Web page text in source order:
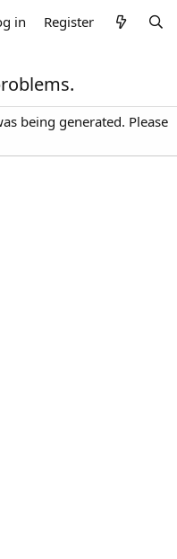
in Register
being generated. Please